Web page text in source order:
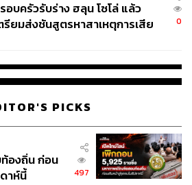
อบครัวรับร่าง ฮลุน โซโล่ แล้ว
รียมส่งชันสูตรหาสาเหตุการเสีย
0
PICKS
องถิ่น ก่อน
าห์นี้
497